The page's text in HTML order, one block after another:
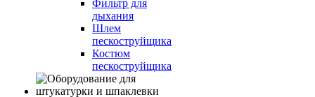
Фильтр для
дыхания
Шлем
пескоструйщика
Костюм
пескоструйщика